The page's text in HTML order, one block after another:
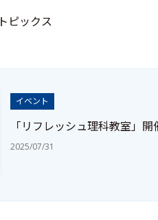
トピックス
イベント
「リフレッシュ理科教室」
2025/07/31